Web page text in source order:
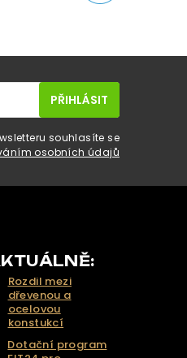
souhlasíte se
osobních údajů
Rozdil mezi
dřevenou a
ocelovou
konstukcí
Dotační program